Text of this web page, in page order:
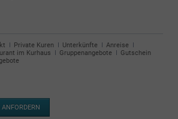
Private Kuren Unterkünfte
Anreise
im Kurhaus Gruppenangebote
Gutschein